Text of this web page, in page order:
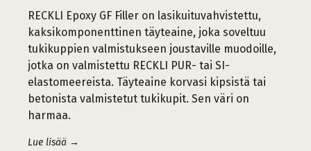
RECKLI Epoxy GF Filler on lasikuituvahvistettu,
kaksikomponenttinen täyteaine, joka soveltuu
tukikuppien valmistukseen joustaville muodoille,
jotka on valmistettu RECKLI PUR- tai SI-
elastomeereista. Täyteaine korvasi kipsistä tai
betonista valmistetut tukikupit. Sen väri on
harmaa.
Lue lisää →